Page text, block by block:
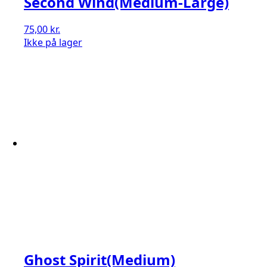
75,00 kr.
Ikke på lager
Ghost Spirit(Medium)